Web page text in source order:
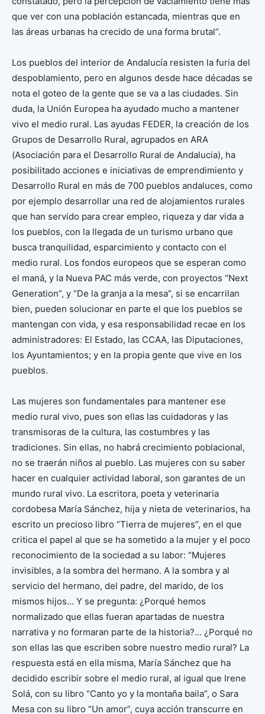
que ver con una población estancada, mientras que en
las áreas urbanas ha crecido de una forma brutal”.
Los pueblos del interior de Andalucía resisten la furia del
despoblamiento, pero en algunos desde hace décadas se
nota el goteo de la gente que se va a las ciudades. Sin
duda, la Unión Europea ha ayudado mucho a mantener
vivo el medio rural. Las ayudas FEDER, la creación de los
Grupos de Desarrollo Rural, agrupados en ARA
(Asociación para el Desarrollo Rural de Andalucia), ha
posibilitado acciones e iniciativas de emprendimiento y
Desarrollo Rural en más de 700 pueblos andaluces, como
por ejemplo desarrollar una red de alojamientos rurales
que han servido para crear empleo, riqueza y dar vida a
los pueblos, con la llegada de un turismo urbano que
busca tranquilidad, esparcimiento y contacto con el
medio rural. Los fondos europeos que se esperan como
el maná, y la Nueva PAC más verde, con proyectos “Next
Generation”, y “De la granja a la mesa”, si se encarrilan
bien, pueden solucionar en parte el que los pueblos se
mantengan con vida, y esa responsabilidad recae en los
administradores: El Estado, las CCAA, las Diputaciones,
los Ayuntamientos; y en la propia gente que vive en los
pueblos.
Las mujeres son fundamentales para mantener ese
medio rural vivo, pues son ellas las cuidadoras y las
transmisoras de la cultura, las costumbres y las
tradiciones. Sin ellas, no habrá crecimiento poblacional,
no se traerán niños al pueblo. Las mujeres con su saber
hacer en cualquier actividad laboral, son garantes de un
mundo rural vivo. La escritora, poeta y veterinaria
cordobesa María Sánchez, hija y nieta de veterinarios, ha
escrito un precioso libro “Tierra de mujeres”, en el que
critica el papel al que se ha sometido a la mujer y el poco
reconocimiento de la sociedad a su labor: “Mujeres
invisibles, a la sombra del hermano. A la sombra y al
servicio del hermano, del padre, del marido, de los
mismos hijos… Y se pregunta: ¿Porqué hemos
normalizado que ellas fueran apartadas de nuestra
narrativa y no formaran parte de la historia?… ¿Porqué no
son ellas las que escriben sobre nuestro medio rural? La
respuesta está en ella misma, María Sánchez que ha
decidido escribir sobre el medio rural, al igual que Irene
Solá, con su libro “Canto yo y la montaña baila”, o Sara
Mesa con su libro “Un amor”, cuya acción transcurre en